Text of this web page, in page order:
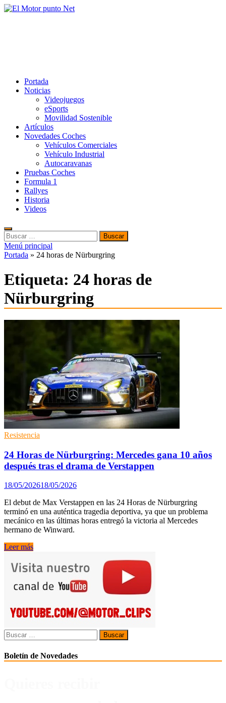
Saltar
Portada
Noticias
Videojuegos
eSports
Movilidad Sostenible
Artículos
Novedades Coches
Vehículos Comerciales
Vehículo Industrial
Autocaravanas
Pruebas Coches
Formula 1
Rallyes
Historia
Videos
Buscar:
Menú principal
Portada » 24 horas de Nürburgring
Etiqueta: 24 horas de
Nürburgring
Resistencia
24 Horas de Nürburgring: Mercedes gana 10 años
después tras el drama de Verstappen
18/05/202618/05/2026
El debut de Max Verstappen en las 24 Horas de Nürburgring
terminó en una auténtica tragedia deportiva, ya que un problema
mecánico en las últimas horas entregó la victoria al Mercedes
hermano de Winward.
24
Nürburgring:
Mercedes
gana
años
después
tras
el
de
Leer más
Buscar:
Boletín de Novedades